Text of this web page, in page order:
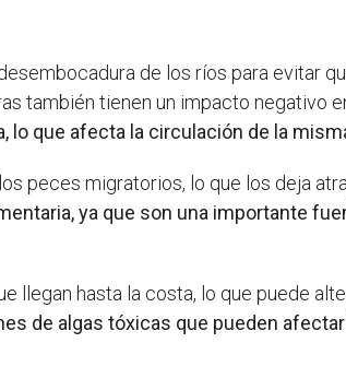
de los ríos para evitar
también tienen un impacto negativo
lo que afecta la circulación de la
peces migratorios, lo que los deja
ya que son una importante
hasta la costa, lo que puede
de algas tóxicas que pueden